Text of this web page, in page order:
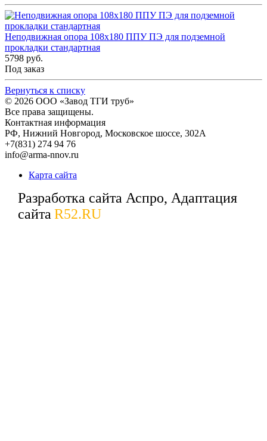
Неподвижная опора 108x180 ППУ ПЭ для подземной
прокладки стандартная
5798 руб.
Под заказ
Вернуться к списку
© 2026 ООО «Завод ТГИ труб»
Все права защищены.
Контактная информация
РФ, Нижний Новгород, Московское шоссе, 302А
+7(831) 274 94 76
info@arma-nnov.ru
Карта сайта
Разработка сайта Аспро, Адаптация
сайта R52.RU